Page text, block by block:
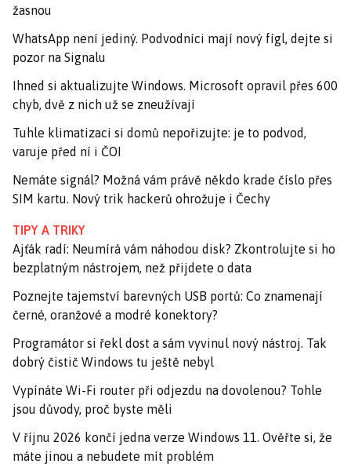
žasnou
WhatsApp není jediný. Podvodníci mají nový fígl, dejte si
pozor na Signalu
Ihned si aktualizujte Windows. Microsoft opravil přes 600
chyb, dvě z nich už se zneužívají
Tuhle klimatizaci si domů nepořizujte: je to podvod,
varuje před ní i ČOI
Nemáte signál? Možná vám právě někdo krade číslo přes
SIM kartu. Nový trik hackerů ohrožuje i Čechy
TIPY A TRIKY
Ajťák radí: Neumírá vám náhodou disk? Zkontrolujte si ho
bezplatným nástrojem, než přijdete o data
Poznejte tajemství barevných USB portů: Co znamenají
černé, oranžové a modré konektory?
Programátor si řekl dost a sám vyvinul nový nástroj. Tak
dobrý čistič Windows tu ještě nebyl
Vypínáte Wi-Fi router při odjezdu na dovolenou? Tohle
jsou důvody, proč byste měli
V říjnu 2026 končí jedna verze Windows 11. Ověřte si, že
máte jinou a nebudete mít problém